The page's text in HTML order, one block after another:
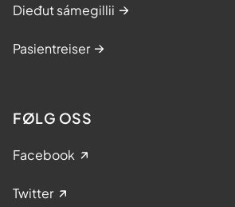
Dieđut sámegillii
Pasientreiser
FØLG OSS
Facebook
Twitter